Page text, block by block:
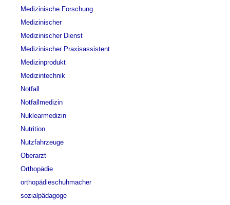
Medizinische Forschung
Medizinischer
Medizinischer Dienst
Medizinischer Praxisassistent
Medizinprodukt
Medizintechnik
Notfall
Notfallmedizin
Nuklearmedizin
Nutrition
Nutzfahrzeuge
Oberarzt
Orthopädie
orthopädieschuhmacher
sozialpädagoge